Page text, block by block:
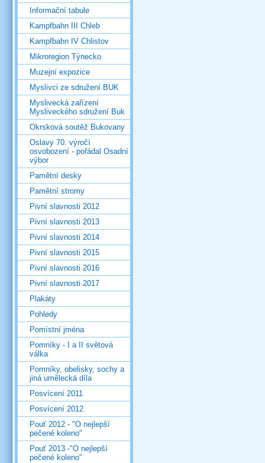
Informační tabule
Kampfbahn III Chleb
Kampfbahn IV Chlistov
Mikroregion Týnecko
Muzejní expozice
Myslivci ze sdružení BUK
Myslivecká zařízení
Mysliveckého sdružení Buk
Okrsková soutěž Bukovany
Oslavy 70. výročí
osvobození - pořádal Osadní
výbor
Pamětní desky
Pamětní stromy
Pivní slavnosti 2012
Pivní slavnosti 2013
Pivní slavnosti 2014
Pivní slavnosti 2015
Pivní slavnosti 2016
Pivní slavnosti 2017
Plakáty
Pohledy
Pomístní jména
Pomníky - I a II světová
válka
Pomníky, obelisky, sochy a
jiná umělecká díla
Posvícení 2011
Posvícení 2012
Pouť 2012 - "O nejlepší
pečené koleno"
Pouť 2013 -"O nejlepší
pečené koleno"